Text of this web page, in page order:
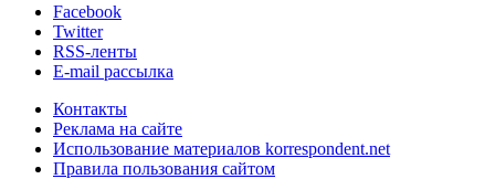
Facebook
Twitter
RSS-ленты
E-mail рассылка
Контакты
Реклама на сайте
Использование материалов korrespondent.net
Правила пользования сайтом